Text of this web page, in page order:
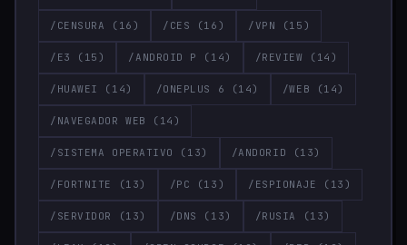
/CENSURA (16) /CES (16) /VPN (15)
/E3 (15) /ANDROID P (14) /REVIEW (14)
/HUAWEI (14) /ONEPLUS 6 (14) /WEB (14)
/NAVEGADOR WEB (14)
/SISTEMA OPERATIVO (13) /ANDORID (13)
/FORTNITE (13) /PC (13) /ESPIONAJE (13)
/SERVIDOR (13) /DNS (13) /RUSIA (13)